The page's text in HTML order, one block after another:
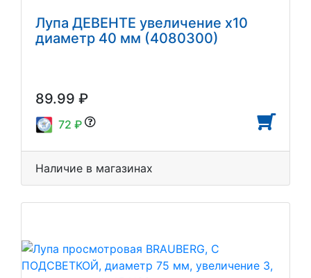
Лупа ДЕВЕНТЕ увеличение х10
диаметр 40 мм (4080300)
89.99 ₽
72 ₽
Наличие в магазинах